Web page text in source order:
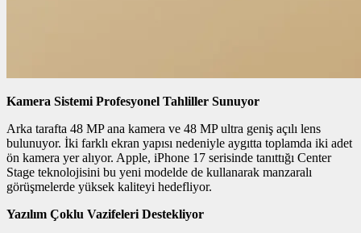
Kamera Sistemi Profesyonel Tahliller Sunuyor
Arka tarafta 48 MP ana kamera ve 48 MP ultra geniş açılı lens
bulunuyor. İki farklı ekran yapısı nedeniyle aygıtta toplamda iki adet
ön kamera yer alıyor. Apple, iPhone 17 serisinde tanıttığı Center
Stage teknolojisini bu yeni modelde de kullanarak manzaralı
görüşmelerde yüksek kaliteyi hedefliyor.
Yazılım Çoklu Vazifeleri Destekliyor